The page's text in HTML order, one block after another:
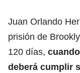
Juan Orlando
prisión de
120 días,
deberá cumplir